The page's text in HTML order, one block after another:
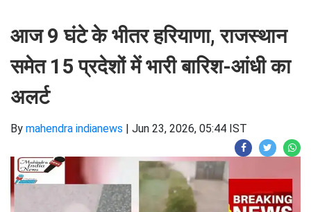
आज 9 घंटे के भीतर हरियाणा, राजस्थान
समेत 15 प्रदेशों में भारी बारिश-आंधी का
अलर्ट
By mahendra indianews | Jun 23, 2026, 05:44 IST